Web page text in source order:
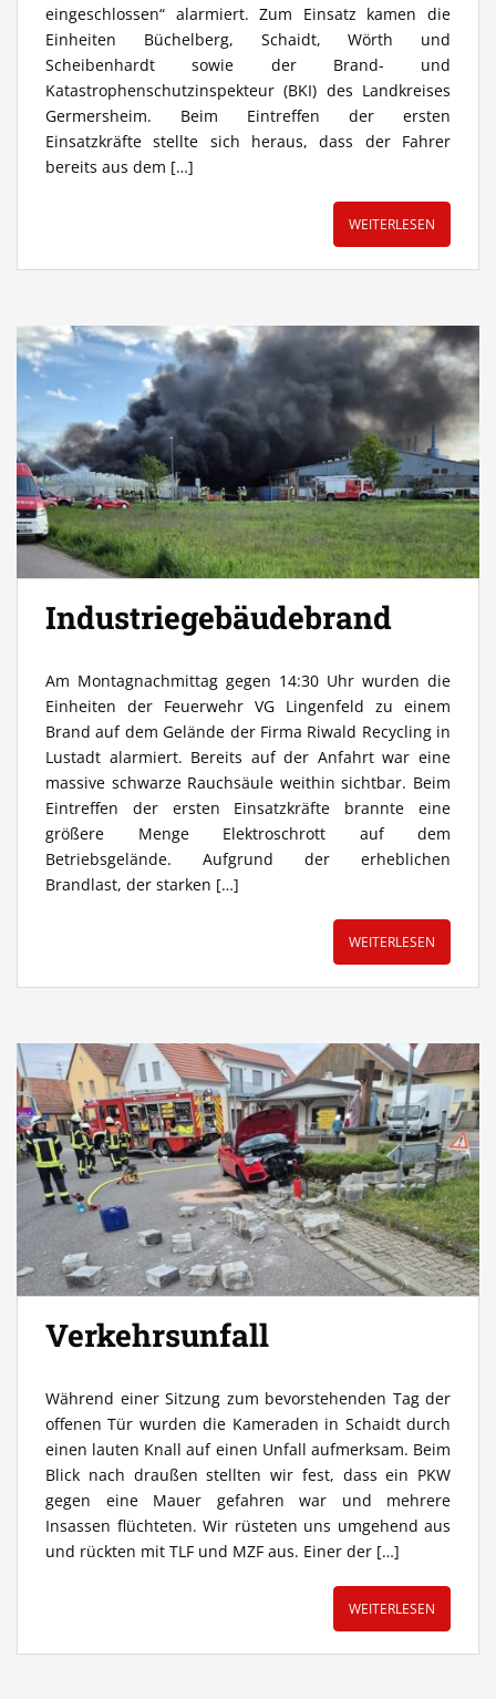
eingeschlossen“ alarmiert. Zum Einsatz kamen die
Einheiten Büchelberg, Schaidt, Wörth und
Scheibenhardt sowie der Brand- und
Katastrophenschutzinspekteur (BKI) des Landkreises
Germersheim. Beim Eintreffen der ersten
Einsatzkräfte stellte sich heraus, dass der Fahrer
bereits aus dem […]
WEITERLESEN
Industriegebäudebrand
Am Montagnachmittag gegen 14:30 Uhr wurden die
Einheiten der Feuerwehr VG Lingenfeld zu einem
Brand auf dem Gelände der Firma Riwald Recycling in
Lustadt alarmiert. Bereits auf der Anfahrt war eine
massive schwarze Rauchsäule weithin sichtbar. Beim
Eintreffen der ersten Einsatzkräfte brannte eine
größere Menge Elektroschrott auf dem
Betriebsgelände. Aufgrund der erheblichen
Brandlast, der starken […]
WEITERLESEN
Verkehrsunfall
Während einer Sitzung zum bevorstehenden Tag der
offenen Tür wurden die Kameraden in Schaidt durch
einen lauten Knall auf einen Unfall aufmerksam. Beim
Blick nach draußen stellten wir fest, dass ein PKW
gegen eine Mauer gefahren war und mehrere
Insassen flüchteten. Wir rüsteten uns umgehend aus
und rückten mit TLF und MZF aus. Einer der […]
WEITERLESEN